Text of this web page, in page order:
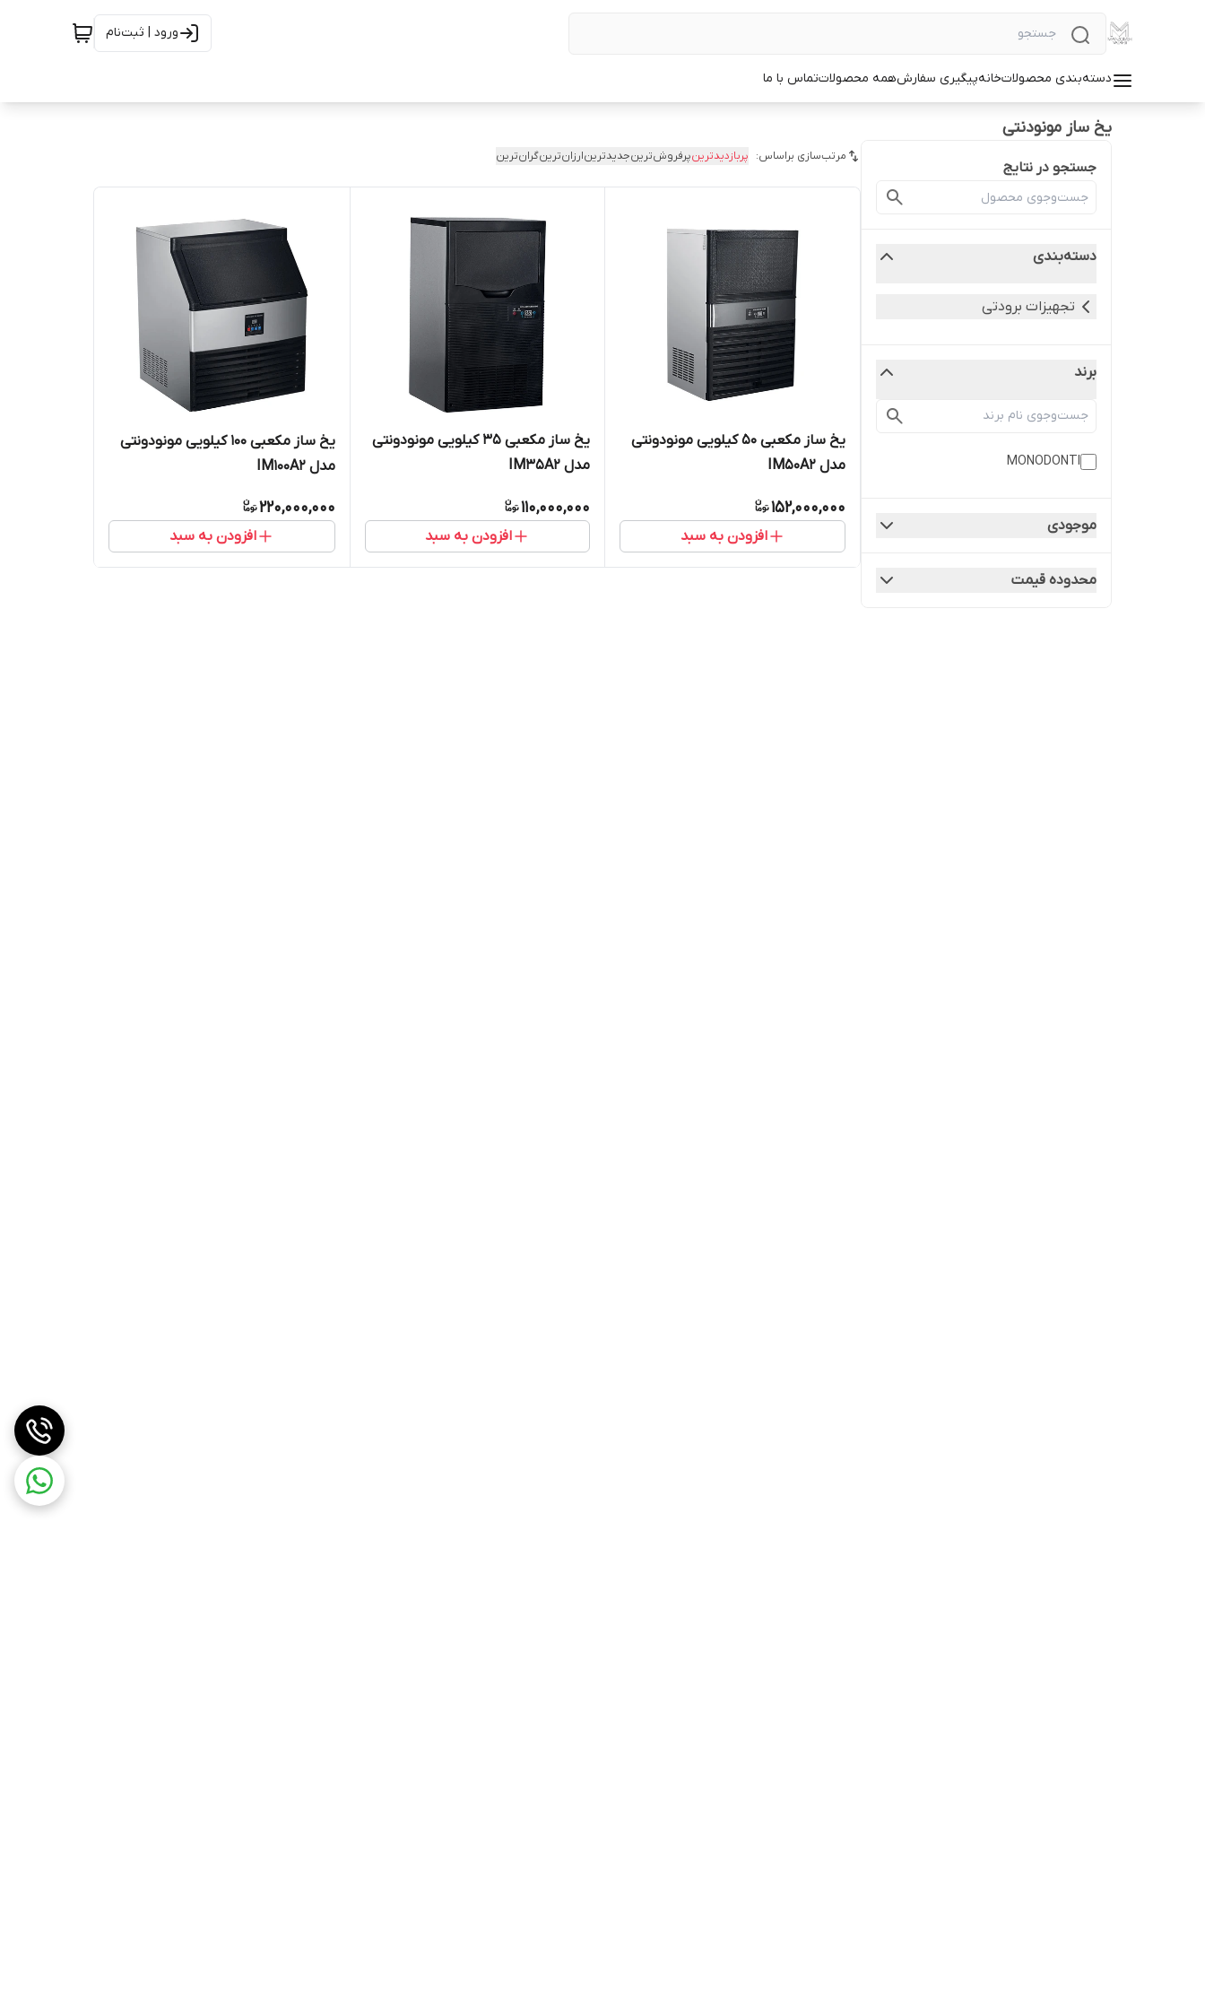
ورود | ثبت‌نام
دسته‌بندی محصولاتخانهپیگیری سفارشهمه محصولاتتماس با ما
یخ ساز مونودنتی
جستجو در نتایج
دسته‌بندی
تجهیزات برودتی
برند
MONODONTI
موجودی
محدوده قیمت
مرتب‌سازی براساس: پربازدیدترینپرفروش‌ترینجدیدترینارزان‌ترینگران‌ترین
یخ ساز مکعبی 50 کیلویی مونودونتی
مدل IM50A2
152,000,000
افزودن به سبد
یخ ساز مکعبی ۳۵ کیلویی مونودونتی
مدل IM35A2
110,000,000
افزودن به سبد
یخ ساز مکعبی 100 کیلویی مونودونتی
مدل IM100A2
220,000,000
افزودن به سبد